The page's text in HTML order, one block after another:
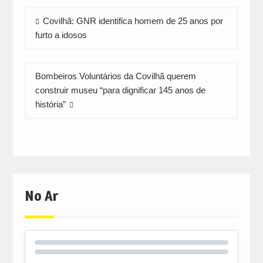
Navegação
de
Covilhã: GNR identifica homem de 25 anos por
furto a idosos
Bombeiros Voluntários da Covilhã querem
construir museu “para dignificar 145 anos de
história”
No Ar